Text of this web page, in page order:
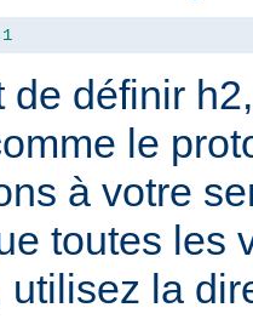
de définir
le
à votre
toutes les
la